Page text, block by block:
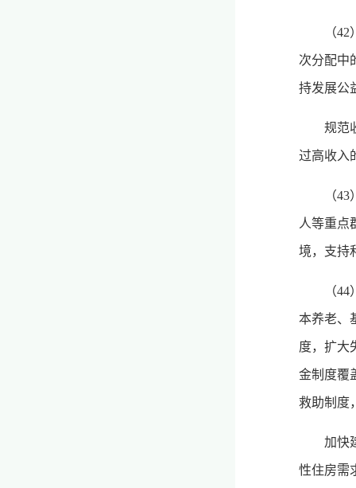
（
次分配中
持发展公
规范
过高收入
（
人等重点
境，支持
（
本养老、
度，扩大
金制度覆
救助制度
加快
性住房需